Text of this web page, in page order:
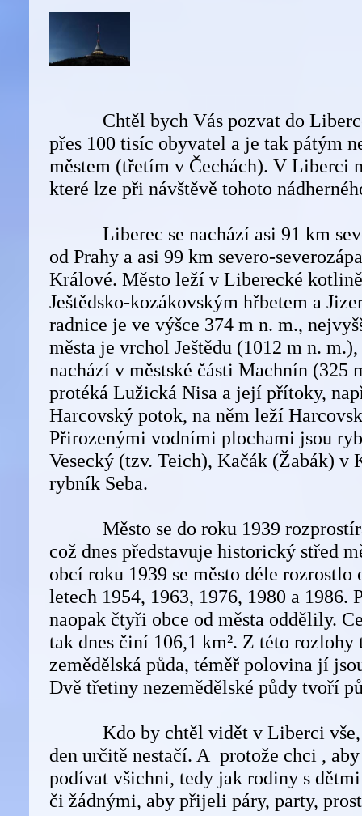
Chtěl bych Vás pozvat do
přes 100 tisíc obyvatel a je tak pátým
městem (třetím v Čechách). V Liberci
které lze při návštěvě tohoto
Liberec se nachází asi 91 km
od Prahy a asi 99 km severo-
Králové. Město leží v Liberecké
Ještědsko-kozákovským hřbetem a
radnice je ve výšce 374 m n. m.,
města je vrchol Ještědu (1012 m n.
nachází v městské části Machnín (325
protéká Lužická Nisa a její přítoky,
Harcovský potok, na něm leží
Přirozenými vodními plochami jsou
Vesecký (tzv. Teich), Kačák (Žabák) v
rybník Seba.
Město se do roku 1939
což dnes představuje historický střed
obcí roku 1939 se město déle rozrostlo
letech 1954, 1963, 1976, 1980 a 1986.
naopak čtyři obce od města oddělily.
tak dnes činí 106,1 km². Z této
zemědělská půda, téměř polovina jí
Dvě třetiny nezemědělské půdy tvoří
Kdo by chtěl vidět v Liberci vše,
den určitě nestačí. A protože chci ,
podívat všichni, tedy jak rodiny s
či žádnými, aby přijeli páry, party,